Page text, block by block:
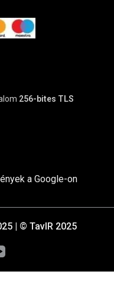
256-bites TLS
a Google-on
| © TavIR 2025